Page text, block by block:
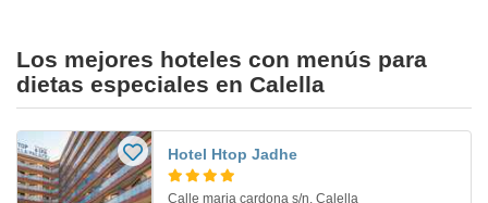
Los mejores hoteles con menús para
dietas especiales en Calella
Hotel Htop Jadhe
Calle maria cardona s/n. Calella